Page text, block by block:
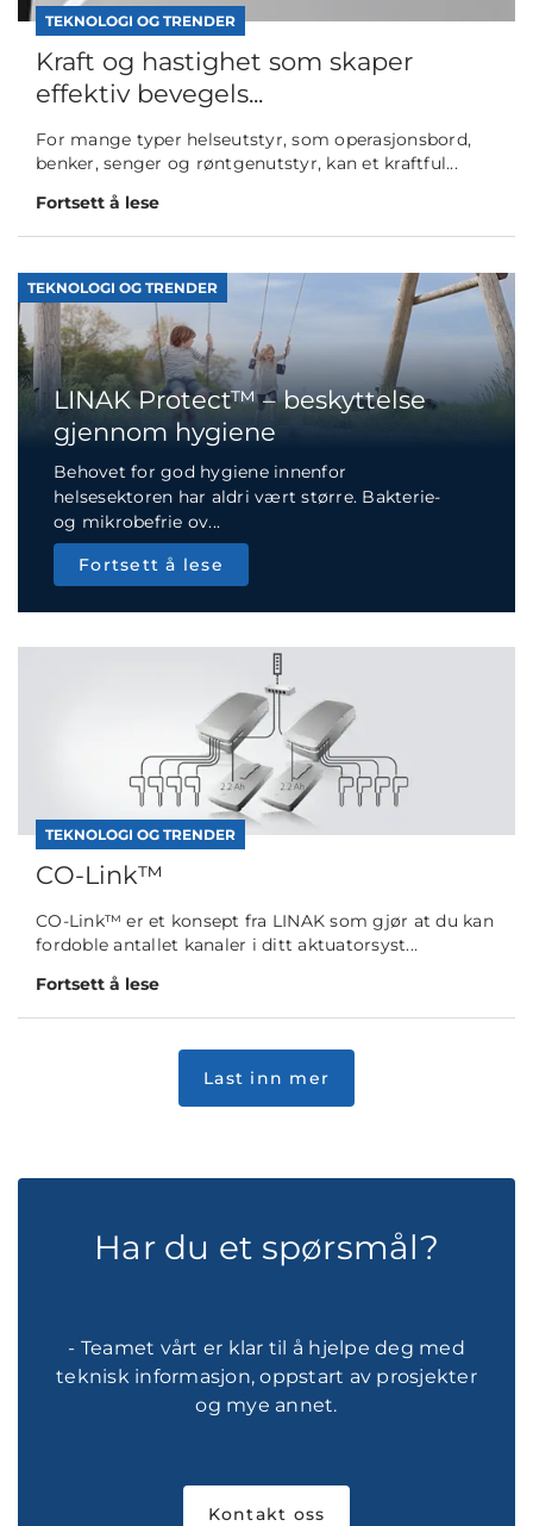
TEKNOLOGI OG TRENDER
Kraft og hastighet som skaper
effektiv bevegels...
For mange typer helseutstyr, som operasjonsbord,
benker, senger og røntgenutstyr, kan et kraftful...
Fortsett å lese
TEKNOLOGI OG TRENDER
LINAK Protect™ – beskyttelse
gjennom hygiene
Behovet for god hygiene innenfor
helsesektoren har aldri vært større. Bakterie-
og mikrobefrie ov...
Fortsett å lese
TEKNOLOGI OG TRENDER
CO-Link™
CO-Link™ er et konsept fra LINAK som gjør at du kan
fordoble antallet kanaler i ditt aktuatorsyst...
Fortsett å lese
Har du et spørsmål?
- Teamet vårt er klar til å hjelpe deg med
teknisk informasjon, oppstart av prosjekter
og mye annet.
Kontakt oss